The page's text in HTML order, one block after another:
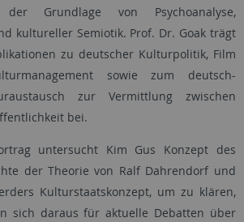
Grundlage von Psychoanalyse,
kultureller Semiotik. Prof. Dr. Goak trägt
zu deutscher Kulturpolitik, Film
sowie zum deutsch-
zur Vermittlung zwischen
bei.
untersucht Kim Gus Konzept des
der Theorie von Ralf Dahrendorf und
Kulturstaatskonzept, um zu klären,
sich daraus für aktuelle Debatten über